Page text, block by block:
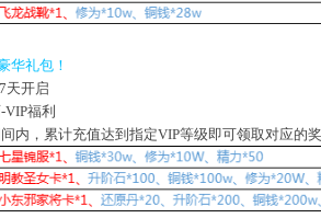
华礼包！
天开启
福利
内，累计充值达到指定VIP等级即可领取对应的奖